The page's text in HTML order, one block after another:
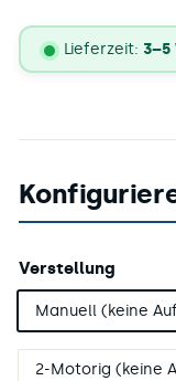
Lieferstatus
Lieferzeit: 3–5
Verstellung
Manuell (keine
2-Motorig (keine